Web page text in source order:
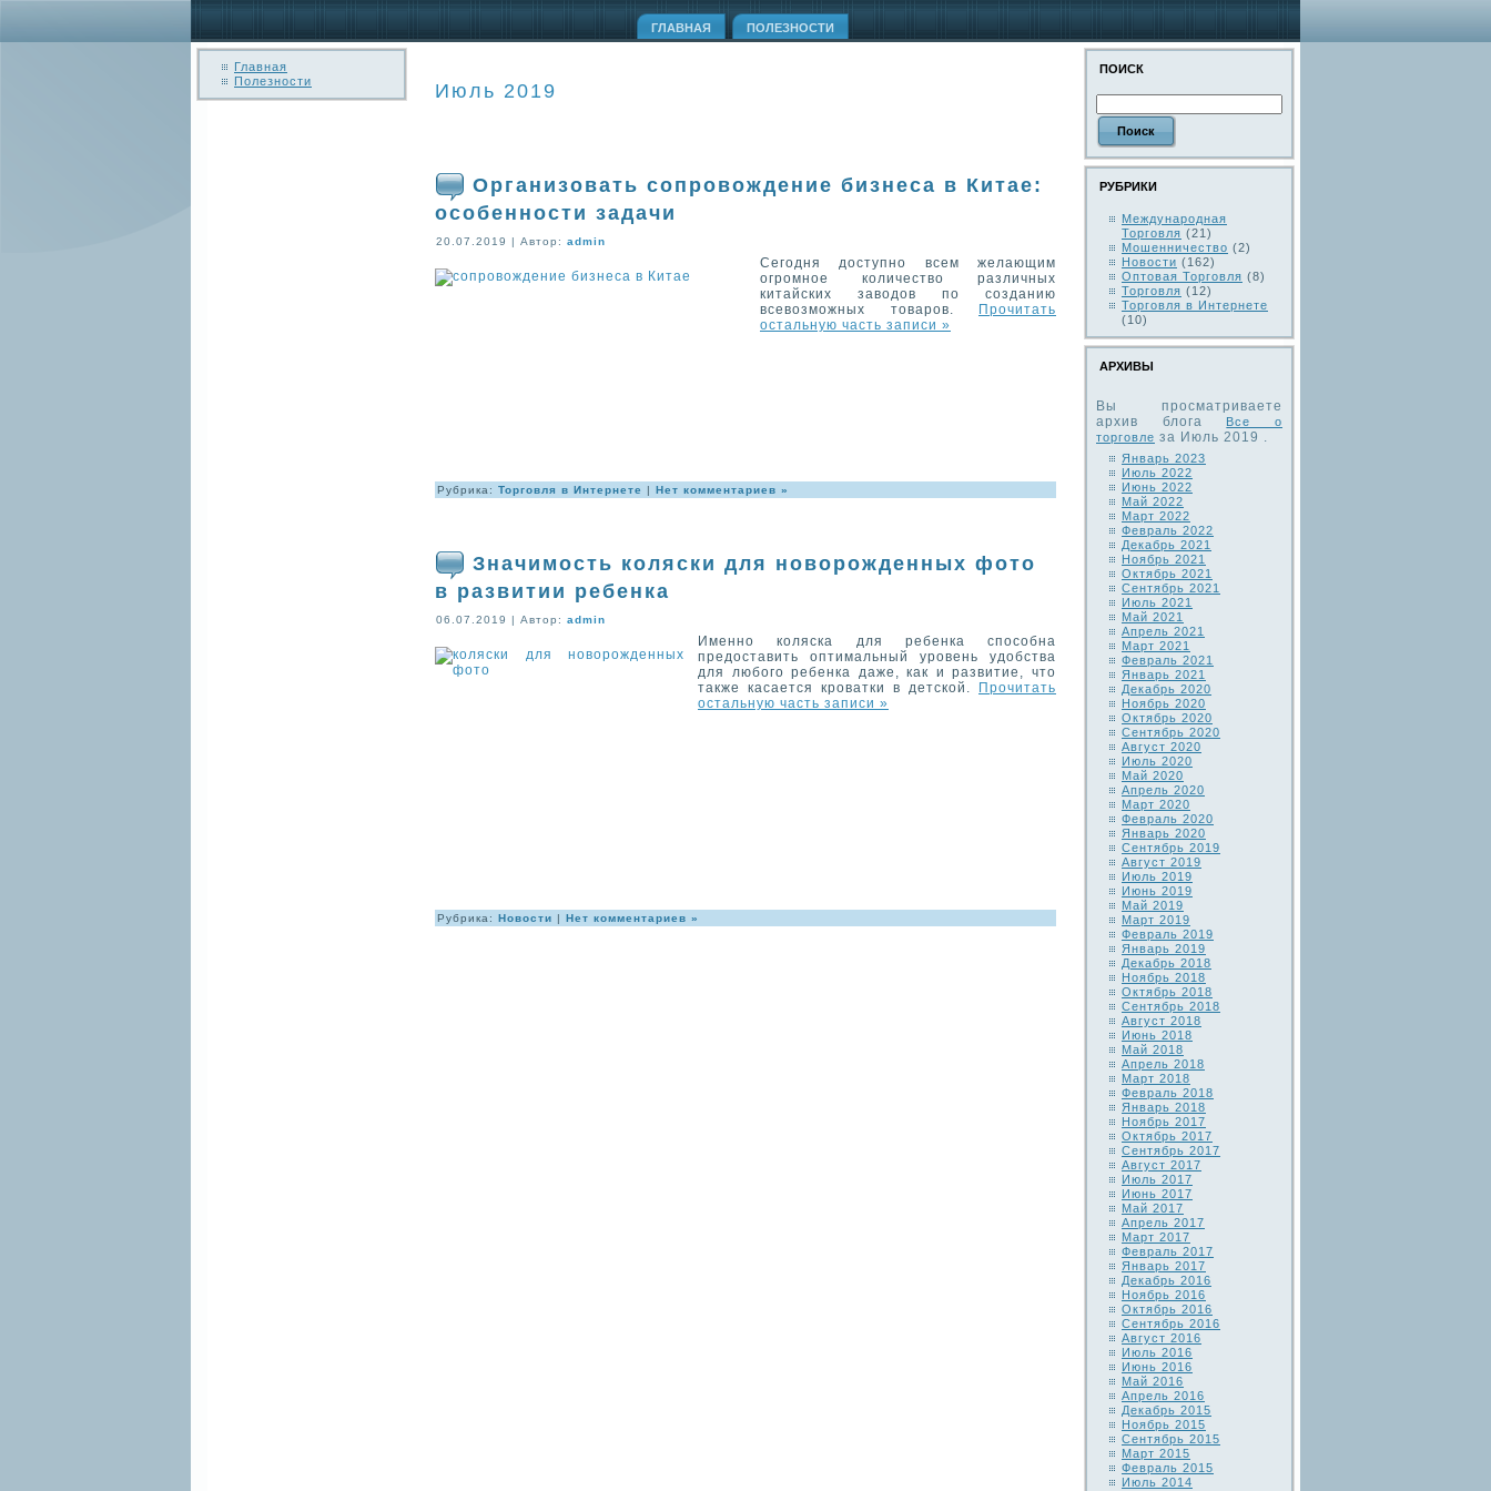
ГЛАВНАЯ ПОЛЕЗНОСТИ
Главная
Полезности
Июль 2019
Организовать сопровождение бизнеса в Китае:
особенности задачи
20.07.2019 | Автор: admin
Сегодня доступно всем желающим
огромное количество различных
китайских заводов по созданию
всевозможных товаров. Прочитать
остальную часть записи »
Рубрика: Торговля в Интернете | Нет комментариев »
Значимость коляски для новорожденных фото
в развитии ребенка
06.07.2019 | Автор: admin
Именно коляска для ребенка способна
предоставить оптимальный уровень удобства
для любого ребенка даже, как и развитие, что
также касается кроватки в детской. Прочитать
остальную часть записи »
Рубрика: Новости | Нет комментариев »
ПОИСК
РУБРИКИ
Международная
Торговля (21)
Мошенничество (2)
Новости (162)
Оптовая Торговля (8)
Торговля (12)
Торговля в Интернете
(10)
АРХИВЫ
Вы просматриваете
архив блога
Все о
торговле за Июль 2019 .
Январь 2023
Июль 2022
Июнь 2022
Май 2022
Март 2022
Февраль 2022
Декабрь 2021
Ноябрь 2021
Октябрь 2021
Сентябрь 2021
Июль 2021
Май 2021
Апрель 2021
Март 2021
Февраль 2021
Январь 2021
Декабрь 2020
Ноябрь 2020
Октябрь 2020
Сентябрь 2020
Август 2020
Июль 2020
Май 2020
Апрель 2020
Март 2020
Февраль 2020
Январь 2020
Сентябрь 2019
Август 2019
Июль 2019
Июнь 2019
Май 2019
Март 2019
Февраль 2019
Январь 2019
Декабрь 2018
Ноябрь 2018
Октябрь 2018
Сентябрь 2018
Август 2018
Июнь 2018
Май 2018
Апрель 2018
Март 2018
Февраль 2018
Январь 2018
Ноябрь 2017
Октябрь 2017
Сентябрь 2017
Август 2017
Июль 2017
Июнь 2017
Май 2017
Апрель 2017
Март 2017
Февраль 2017
Январь 2017
Декабрь 2016
Ноябрь 2016
Октябрь 2016
Сентябрь 2016
Август 2016
Июль 2016
Июнь 2016
Май 2016
Апрель 2016
Декабрь 2015
Ноябрь 2015
Сентябрь 2015
Март 2015
Февраль 2015
Июль 2014